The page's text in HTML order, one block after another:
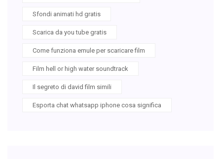
Sfondi animati hd gratis
Scarica da you tube gratis
Come funziona emule per scaricare film
Film hell or high water soundtrack
Il segreto di david film simili
Esporta chat whatsapp iphone cosa significa